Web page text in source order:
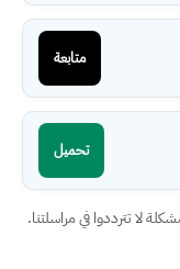
متابعة
تحميل
لا تترددوا في مراسلتنا.